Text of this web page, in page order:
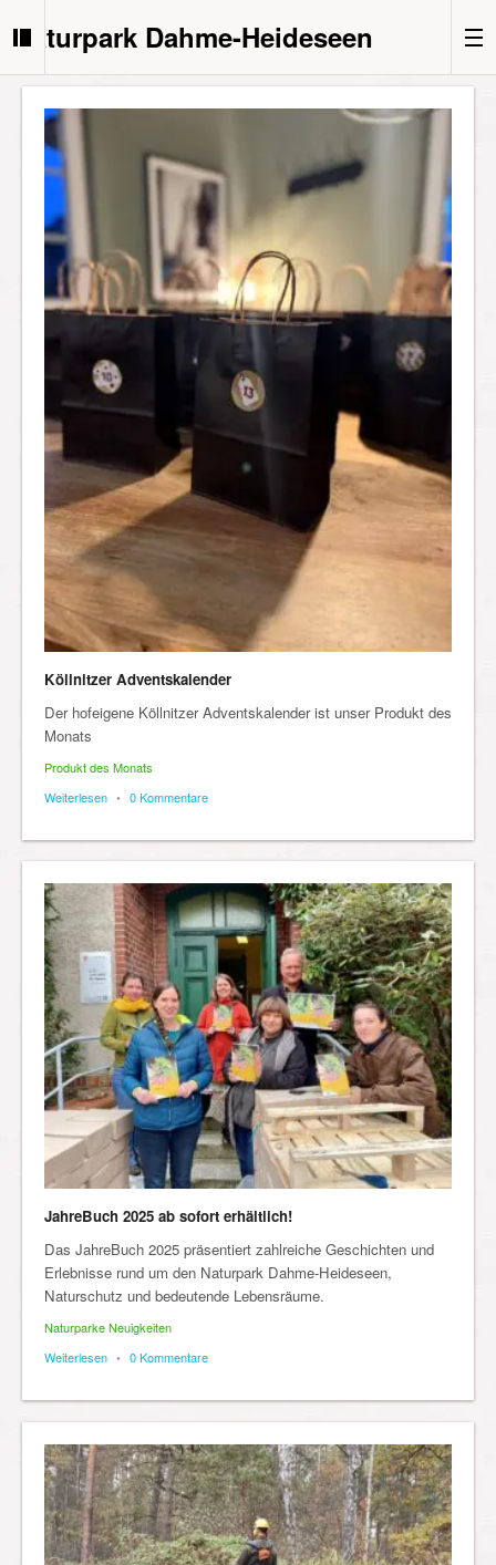
Naturpark Dahme-Heideseen
Köllnitzer Adventskalender
Der hofeigene Köllnitzer Adventskalender ist unser Produkt des
Monats
Produkt des Monats
Weiterlesen • 0 Kommentare
JahreBuch 2025 ab sofort erhältlich!
Das JahreBuch 2025 präsentiert zahlreiche Geschichten und
Erlebnisse rund um den Naturpark Dahme-Heideseen,
Naturschutz und bedeutende Lebensräume.
Naturparke Neuigkeiten
Weiterlesen • 0 Kommentare